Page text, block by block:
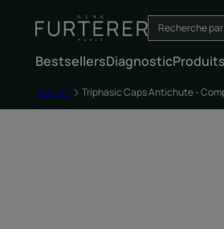
BestsellersDiagnosticProduits
Accueil Triphasic Caps Antichute -